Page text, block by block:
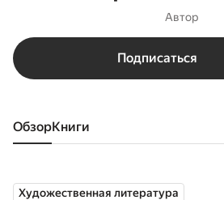
Автор
Подписаться
Обзор книги
Художественная литература